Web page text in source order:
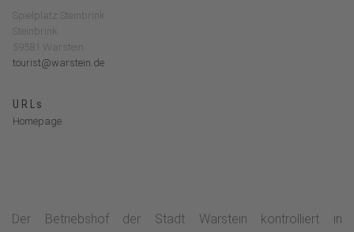
Spielplatz Steinbrink
Steinbrink
59581 Warstein
tourist@warstein.de
URLs
Homepage
Der Betriebshof der Stadt Warstein kontrolliert in